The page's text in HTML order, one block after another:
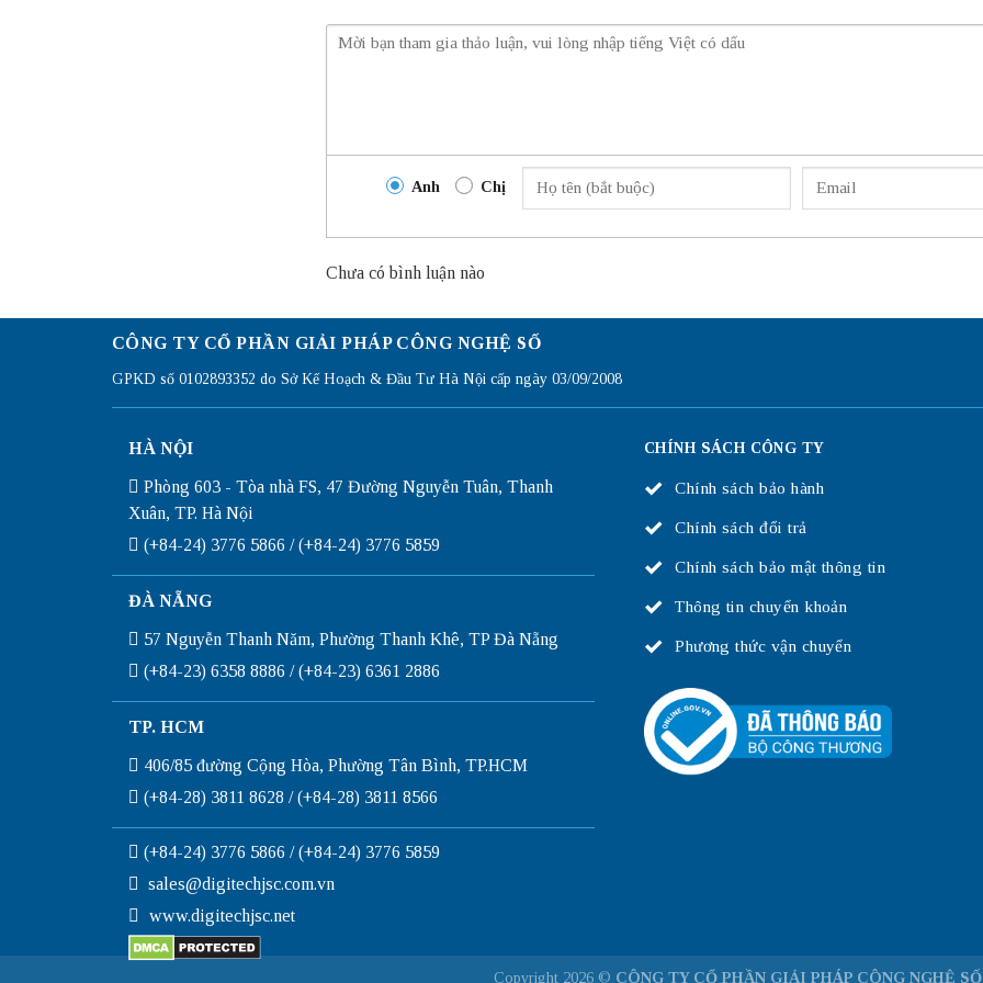
Anh Chị
Chưa có bình luận nào
CÔNG TY CỔ PHẦN GIẢI PHÁP CÔNG NGHỆ SỐ
GPKD số 0102893352 do Sở Kế Hoạch & Đầu Tư Hà Nội cấp ngày 03/09/2008
HÀ NỘI
Phòng 603 - Tòa nhà FS, 47 Đường Nguyễn Tuân, Thanh
Xuân, TP. Hà Nội
(+84-24) 3776 5866 / (+84-24) 3776 5859
ĐÀ NẴNG
57 Nguyễn Thanh Năm, Phường Thanh Khê, TP Đà Nẵng
(+84-23) 6358 8886 / (+84-23) 6361 2886
TP. HCM
406/85 đường Cộng Hòa, Phường Tân Bình, TP.HCM
(+84-28) 3811 8628 / (+84-28) 3811 8566
(+84-24) 3776 5866 / (+84-24) 3776 5859
sales@digitechjsc.com.vn
www.digitechjsc.net
CHÍNH SÁCH CÔNG TY
Chính sách bảo hành
Chính sách đổi trả
Chính sách bảo mật thông tin
Thông tin chuyển khoản
Phương thức vận chuyển
Copyright 2026 © CÔNG TY CỔ PHẦN GIẢI PHÁP CÔNG NGHỆ SỐ